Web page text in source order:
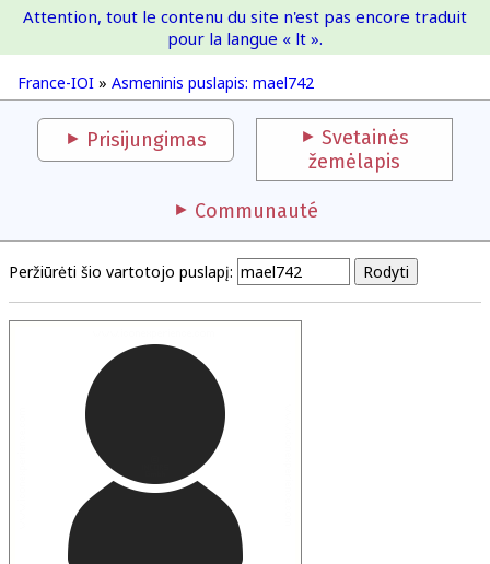
France-IOI
France-IOI » Asmeninis puslapis: mael742
Attention, tout le contenu du site n'est pas encore traduit
pour la langue « lt ».
Prisijungimas
Svetainės
žemėlapis
Communauté
Peržiūrėti šio vartotojo puslapį: